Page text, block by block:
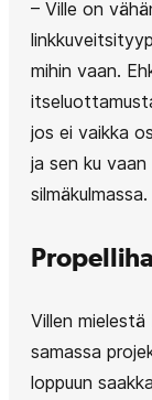
– Ville on
mihin vaan.
jos ei vaikka
ja sen ku
silmäkulmassa.
Villen
samassa
loppuun